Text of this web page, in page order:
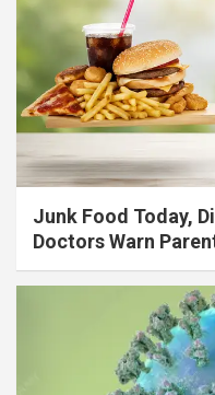
Junk Food Today,
Doctors Warn